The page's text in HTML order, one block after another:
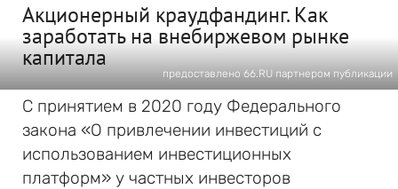
Акционерный краудфандинг. Как
заработать на внебиржевом рынке
капитала
предоставлено 66.RU партнером публикации
С принятием в 2020 году Федерального
закона «О привлечении инвестиций с
использованием инвестиционных
платформ» у частных инвесторов